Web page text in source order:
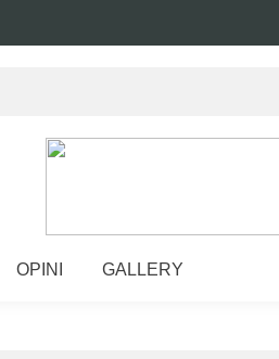
OPINI GALLERY